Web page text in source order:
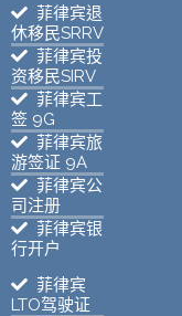
菲律宾退
休移民SRRV
菲律宾投
资移民SIRV
菲律宾工
签 9G
菲律宾旅
游签证 9A
菲律宾公
司注册
菲律宾银
行开户
菲律宾
LTO驾驶证